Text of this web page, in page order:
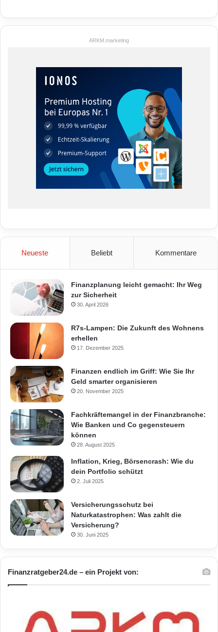
ARKM.marketing
Neueste Beliebt Kommentare
Finanzplanung leicht gemacht: Ihr Weg
zur Sicherheit
30. April 2026
R7s-Lampen: Die Zukunft des Wohnens
erhellen
17. Dezember 2025
Finanzen endlich im Griff: Wie Sie Ihr
Geld smarter organisieren
20. November 2025
Fachkräftemangel in der Finanzbranche:
Wie Banken und Co gegensteuern
können
28. August 2025
Inflation, Krieg, Börsencrash: Wie du
dein Portfolio schützt
2. Juli 2025
Versicherungsschutz bei
Naturkatastrophen: Was zahlt die
Versicherung?
30. Juni 2025
Finanzratgeber24.de – ein Projekt von: